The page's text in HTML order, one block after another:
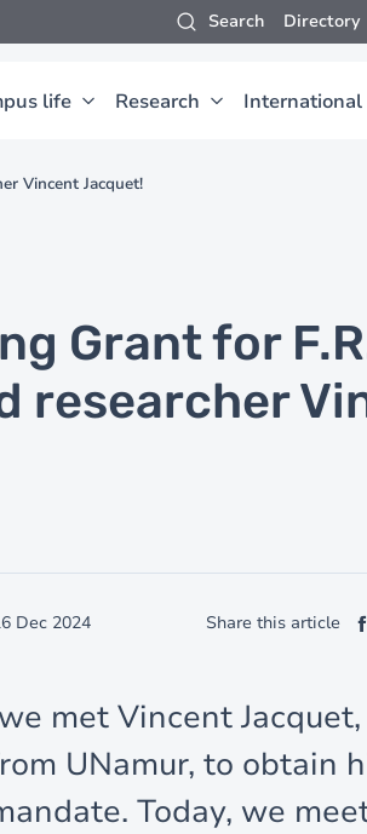
Search Directory
life Research International
Vincent Jacquet!
Grant for
researcher
Dec 2024 Share this article
met Vincent Jacquet,
UNamur, to obtain
Today, we